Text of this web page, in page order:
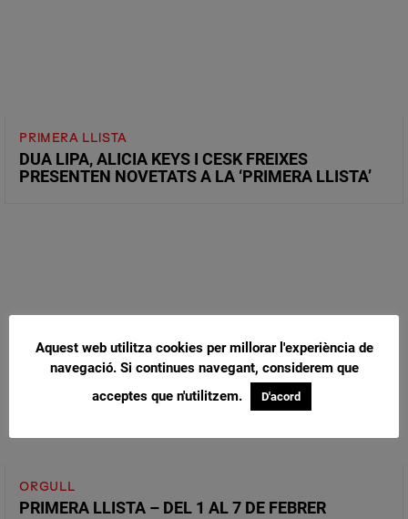
PRIMERA LLISTA
DUA LIPA, ALICIA KEYS I CESK FREIXES
PRESENTEN NOVETATS A LA ‘PRIMERA LLISTA’
ORGULL
PRIMERA LLISTA – DEL 1 AL 7 DE FEBRER
Aquest web utilitza cookies per millorar l'experiència de
navegació. Si continues navegant, considerem que
acceptes que n'utilitzem.
D'acord